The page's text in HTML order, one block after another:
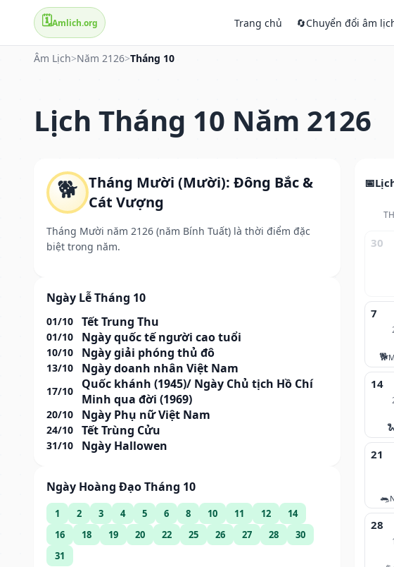
🗓️Amlich.org Trang chủ 🔄Chuyển đổi âm
Âm Lịch>Năm 2126>Tháng 10
Lịch Tháng 10 Năm 2126
🐕 Tháng Mười (Mười): Đông Bắc &
Cát Vượng
Tháng Mười năm 2126 (năm Bính Tuất) là thời điểm đặc
biệt trong năm.
Ngày Lễ Tháng 10
01/10 Tết Trung Thu
01/10 Ngày quốc tế người cao tuổi
10/10 Ngày giải phóng thủ đô
13/10 Ngày doanh nhân Việt Nam
17/10
Quốc khánh (1945)/ Ngày Chủ tịch Hồ Chí
Minh qua đời (1969)
20/10 Ngày Phụ nữ Việt Nam
24/10 Tết Trùng Cửu
31/10 Ngày Hallowen
Ngày Hoàng Đạo Tháng 10
1 2 3 4 5 6 8 10 11 12
14
16
18 19 20 22 25 26 27 28
30
31
30
7
🐕
14
21
🐀
28